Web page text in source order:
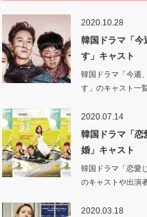
2020.10.28
韓国ドラマ「今
す」キャスト
韓国ドラマ「今週
す」のキャスト一
2020.07.14
韓国ドラマ「恋
婚」キャスト
韓国ドラマ「恋愛
のキャストや出演
2020.03.18